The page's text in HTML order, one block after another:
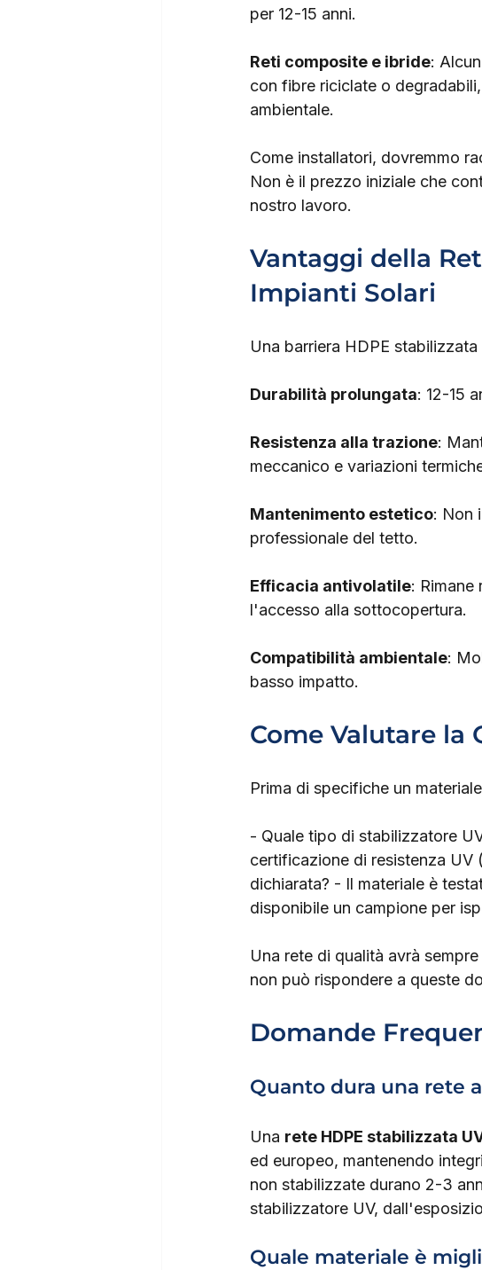
per 12-15 anni.
Reti composite e ibride:
con fibre riciclate o
ambientale.
Come installatori, dovremmo
Non è il prezzo iniziale che
nostro lavoro.
Vantaggi della
Impianti Solari
Una barriera HDPE
Durabilità prolungata: 12-15
Resistenza alla trazione:
meccanico e variazioni
Mantenimento estetico: Non
professionale del tetto.
Efficacia antivolatile: Rimane
l'accesso alla sottocopertura.
Compatibilità ambientale:
basso impatto.
Come Valutare la
Prima di specifiche un
- Quale tipo di stabilizzatore
certificazione di resistenza UV
dichiarata? - Il materiale è
disponibile un campione per
Una rete di qualità avrà
non può rispondere a queste
Domande
Quanto dura una rete
Una rete HDPE stabilizzata
ed europeo, mantenendo
non stabilizzate durano 2-3
stabilizzatore UV,
Quale materiale è